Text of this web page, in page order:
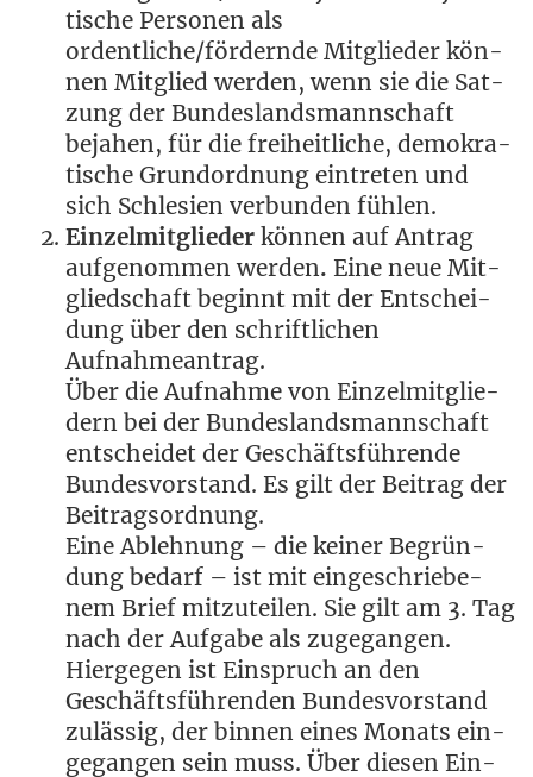
ti­sche Per­so­nen als
ordentliche/fördernde Mit­glie­der kön­
nen Mit­glied wer­den, wenn sie die Sat­
zung der Bun­des­lands­mann­schaft
beja­hen, für die frei­heit­li­che, demo­kra­
ti­sche Grund­ord­nung ein­tre­ten und
sich Schle­si­en ver­bun­den fühlen.
Ein­zel­mit­glie­der kön­nen auf Antrag
auf­ge­nom­men wer­den. Eine neue Mit­
glied­schaft beginnt mit der Ent­schei­
dung über den schrift­li­chen
Aufnahmeantrag.
Über die Auf­nah­me von Ein­zel­mit­glie­
dern bei der Bun­des­lands­mann­schaft
ent­schei­det der Geschäfts­füh­ren­de
Bun­des­vor­stand. Es gilt der Bei­trag der
Beitragsordnung.
Eine Ableh­nung – die kei­ner Begrün­
dung bedarf – ist mit ein­ge­schrie­be­
nem Brief mit­zu­tei­len. Sie gilt am 3. Tag
nach der Auf­ga­be als zuge­gan­gen.
Hier­ge­gen ist Ein­spruch an den
Geschäfts­füh­ren­den Bun­des­vor­stand
zuläs­sig, der bin­nen eines Monats ein­
ge­gan­gen sein muss. Über die­sen Ein­